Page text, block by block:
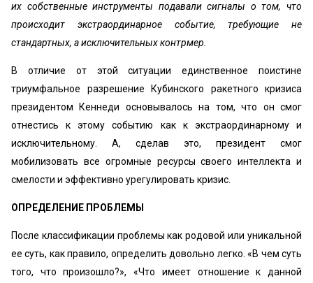
их собственные инструменты подавали сигналы о том, что
происходит экстраординарное событие, требующие не
стандартных, а исключительных контрмер.
В отличие от этой ситуации единственное поистине
триумфальное разрешение Кубинского ракетного кризиса
президентом Кеннеди основывалось на том, что он смог
отнестись к этому событию как к экстраординарному и
исключительному. А, сделав это, президент смог
мобилизовать все огромные ресурсы своего интеллекта и
смелости и эффективно урегулировать кризис.
ОПРЕДЕЛЕНИЕ ПРОБЛЕМЫ
После классификации проблемы как родовой или уникальной
ее суть, как правило, определить довольно легко. «В чем суть
того, что произошло?», «Что имеет отношение к данной